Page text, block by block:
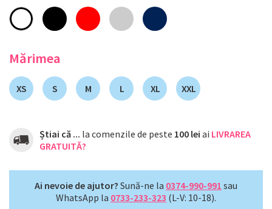
Mărimea
XS S M L XL XXL
Știai că ... la comenzile de peste 100 lei ai LIVRAREA
GRATUITĂ?
Ai nevoie de ajutor? Sună-ne la 0374-990-991 sau
WhatsApp la 0733-233-323 (L-V: 10-18).